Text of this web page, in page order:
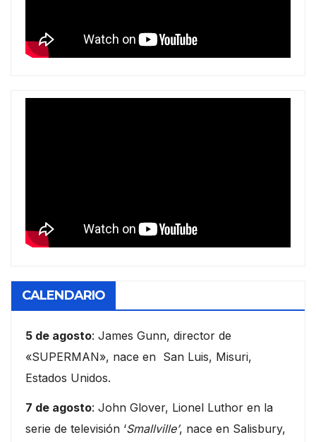
CALENDARIO
5 de agosto: James Gunn, director de
«SUPERMAN», nace en San Luis, Misuri,
Estados Unidos.
7 de agosto: John Glover, Lionel Luthor en la
serie de televisión ‘Smallville’, nace en Salisbury,